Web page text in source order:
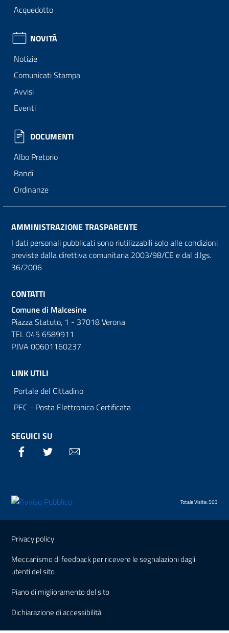
Acquedotto
NOVITÀ
Notizie
Comunicati Stampa
Avvisi
Eventi
DOCUMENTI
Albo Pretorio
Bandi
Ordinanze
AMMINISTRAZIONE TRASPARENTE
I dati personali pubblicati sono riutilizzabili solo alle condizioni
previste dalla direttiva comunitaria 2003/98/CE e dal d.lgs.
36/2006
CONTATTI
Comune di Malcesine
Piazza Statuto, 1 - 37018 Verona
TEL 045 6589911
P.IVA 00601160237
LINK UTILI
Portale del Cittadino
PEC - Posta Elettronica Certificata
SEGUICI SU
Facebook Twitter
Totale Visite: 503
Sezione Link Utili
Privacy policy
Meccanismo di feedback per ricevere le segnalazioni dagli
utenti del sito
Piano di miglioramento del sito
Dichiarazione di accessibilità